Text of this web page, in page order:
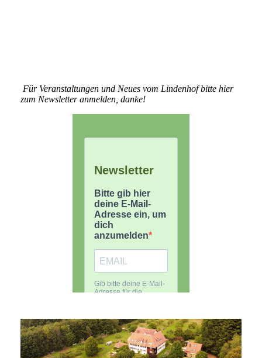
Für Veranstaltungen und Neues vom Lindenhof bitte hier
zum Newsletter anmelden, danke!